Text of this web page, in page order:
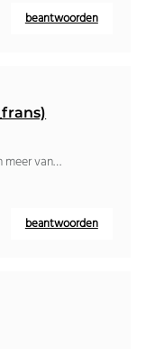
beantwoorden
meer van…
beantwoorden